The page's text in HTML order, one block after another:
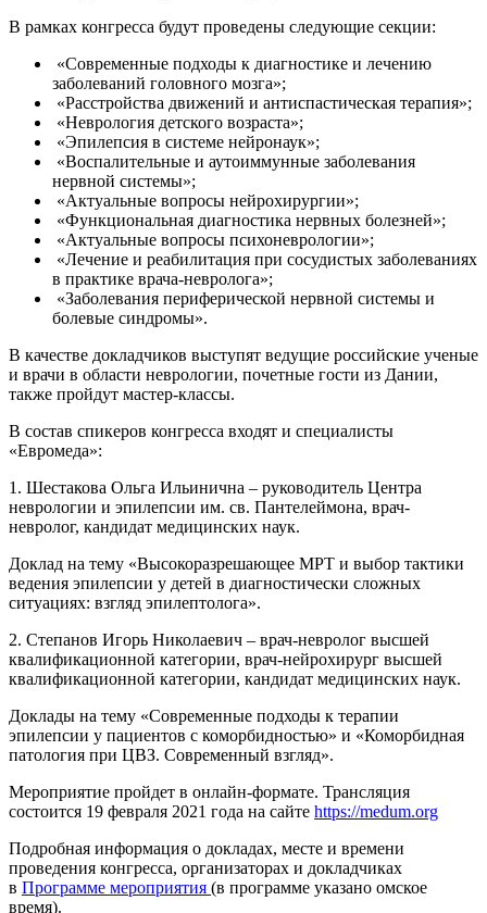
В рамках конгресса будут проведены следующие секции:
«Современные подходы к диагностике и лечению
заболеваний головного мозга»;
«Расстройства движений и антиспастическая терапия»;
«Неврология детского возраста»;
«Эпилепсия в системе нейронаук»;
«Воспалительные и аутоиммунные заболевания
нервной системы»;
«Актуальные вопросы нейрохирургии»;
«Функциональная диагностика нервных болезней»;
«Актуальные вопросы психоневрологии»;
«Лечение и реабилитация при сосудистых заболеваниях
в практике врача-невролога»;
«Заболевания периферической нервной системы и
болевые синдромы».
В качестве докладчиков выступят ведущие российские ученые
и врачи в области неврологии, почетные гости из Дании,
также пройдут мастер-классы.
В состав спикеров конгресса входят и специалисты
«Евромеда»:
1. Шестакова Ольга Ильинична – руководитель Центра
неврологии и эпилепсии им. св. Пантелеймона, врач-
невролог, кандидат медицинских наук.
Доклад на тему «Высокоразрешающее МРТ и выбор тактики
ведения эпилепсии у детей в диагностически сложных
ситуациях: взгляд эпилептолога».
2. Степанов Игорь Николаевич – врач-невролог высшей
квалификационной категории, врач-нейрохирург высшей
квалификационной категории, кандидат медицинских наук.
Доклады на тему «Современные подходы к терапии
эпилепсии у пациентов с коморбидностью» и «Коморбидная
патология при ЦВЗ. Современный взгляд».
Мероприятие пройдет в онлайн-формате. Трансляция
состоится 19 февраля 2021 года на сайте https://medum.org
Подробная информация о докладах, месте и времени
проведения конгресса, организаторах и докладчиках
в Программе мероприятия (в программе указано омское
время).